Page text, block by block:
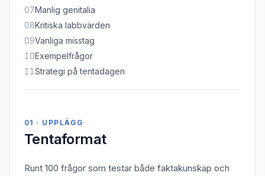
07Manlig genitalia
08Kritiska labbvärden
09Vanliga misstag
10Exempelfrågor
11 Strategi på tentadagen
01 · UPPLÄGG
Tentaformat
Runt 100 frågor som testar både faktakunskap och